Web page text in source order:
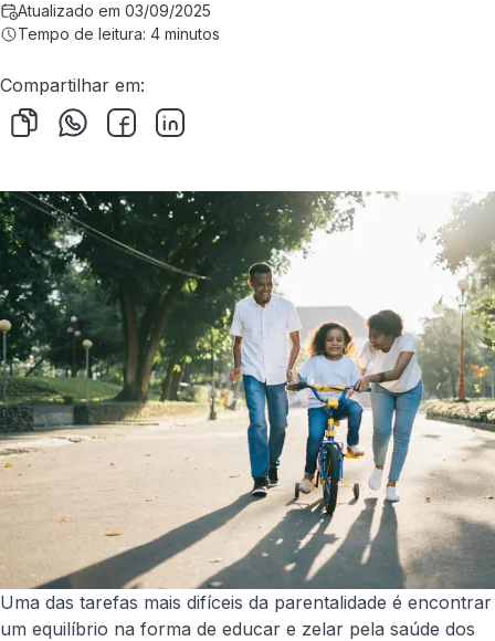
Atualizado em 03/09/2025
Tempo de leitura: 4 minutos
Compartilhar em:
Uma das tarefas mais difíceis da parentalidade é encontrar
um equilíbrio na forma de educar e zelar pela saúde dos